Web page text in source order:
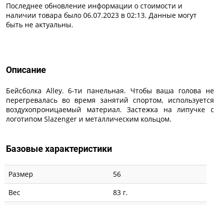
Последнее обновление информации о стоимости и
наличии товара было 06.07.2023 в 02:13. Данные могут
быть не актуальны.
Описание
Бейсболка Alley. 6-ти панельная. Чтобы ваша голова не
перегревалась во время занятий спортом, используется
воздухопроницаемый материал. Застежка на липучке с
логотипом Slazenger и металлическим кольцом.
Базовые характеристики
Размер
56
Вес
83 г.